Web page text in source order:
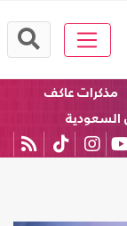
مذكرات عاكف
السعودية